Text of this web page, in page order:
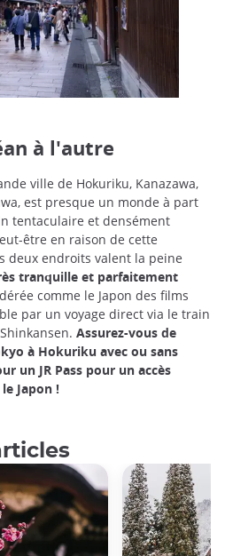
à l'autre
ville de Hokuriku, Kanazawa,
est presque un monde à part
tentaculaire et densément
être en raison de cette
deux endroits valent la peine
tranquille et parfaitement
comme le Japon des films
par un voyage direct via le train
Assurez-vous de
à Hokuriku avec ou sans
un JR Pass pour un accès
Japon !